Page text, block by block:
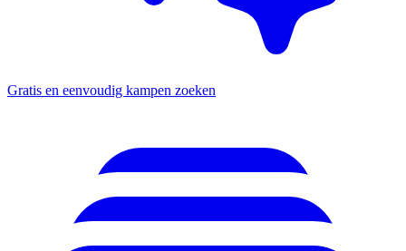
Gratis en eenvoudig kampen zoeken